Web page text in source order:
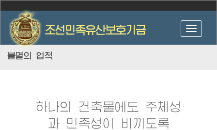
불멸의 업적
하나의 건축물에도 주체성
과 민족성이 비끼도록